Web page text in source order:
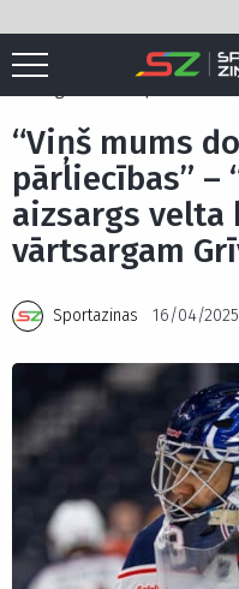
Sākums / “Viņš
“Viņš mums
pārliecības” –
aizsargs
vārtsargam
Sportazinas 16/04/2025